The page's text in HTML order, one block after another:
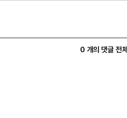
0 개의 댓글 전